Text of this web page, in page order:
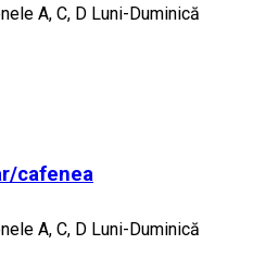
A, C, D Luni-Duminică
cafenea
A, C, D Luni-Duminică